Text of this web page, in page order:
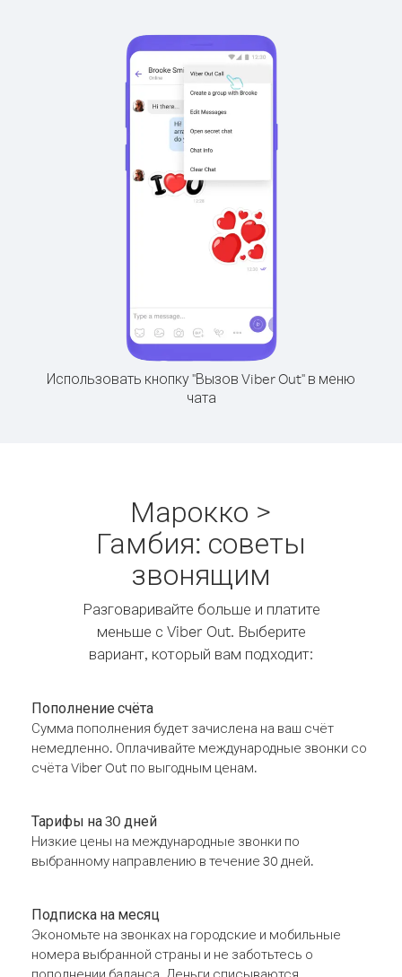
Использовать кнопку "Вызов Viber Out" в меню
чата
Марокко >
Гамбия: советы
звонящим
Разговаривайте больше и платите
меньше с Viber Out. Выберите
вариант, который вам подходит:
Пополнение счёта
Сумма пополнения будет зачислена на ваш счёт
немедленно. Оплачивайте международные звонки со
счёта Viber Out по выгодным ценам.
Тарифы на 30 дней
Низкие цены на международные звонки по
выбранному направлению в течение 30 дней.
Подписка на месяц
Экономьте на звонках на городские и мобильные
номера выбранной страны и не заботьтесь о